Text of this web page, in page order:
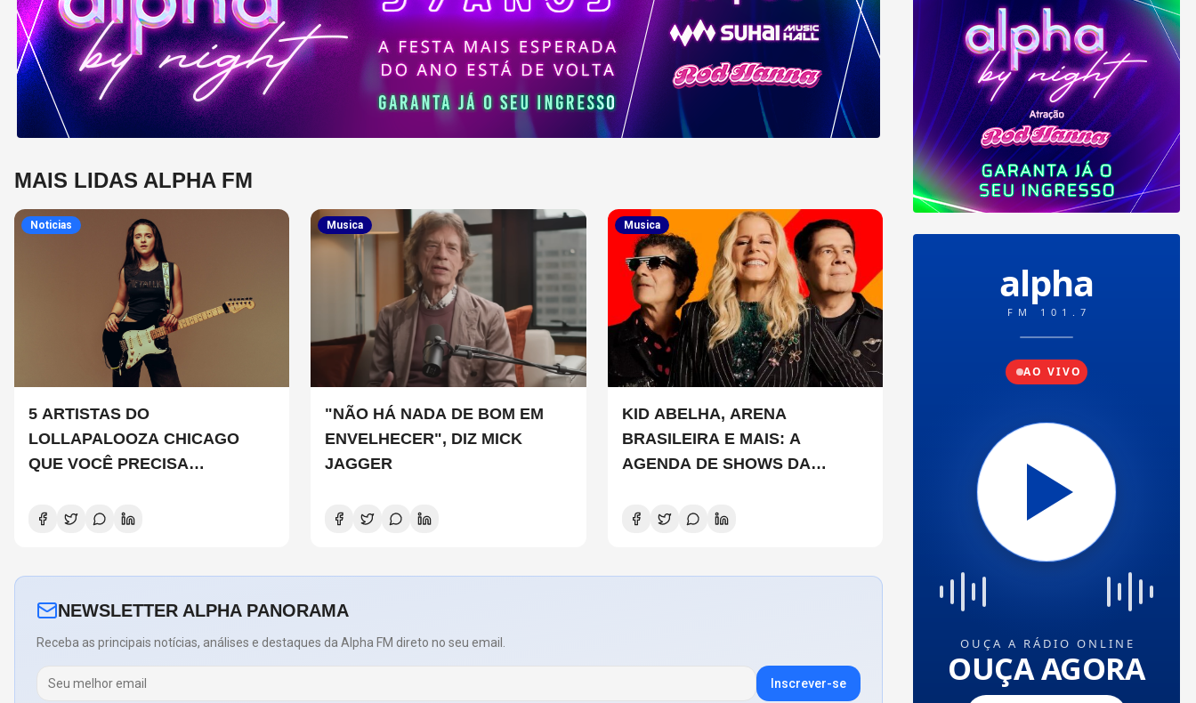
MAIS LIDAS ALPHA FM
Noticias
5 ARTISTAS DO
LOLLAPALOOZA CHICAGO
QUE VOCÊ PRECISA
Musica
"NÃO HÁ NADA DE BOM EM
ENVELHECER", DIZ MICK
JAGGER
Musica
KID ABELHA, ARENA
BRASILEIRA E MAIS: A
AGENDA DE SHOWS DA
NEWSLETTER ALPHA PANORAMA
Receba as principais notícias, análises e destaques da Alpha FM direto no seu email.
Inscrever-se